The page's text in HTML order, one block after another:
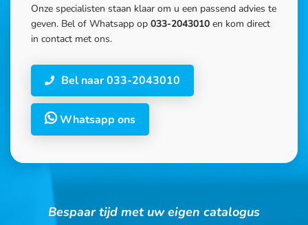
Onze specialisten staan klaar om u een passend advies te
geven. Bel of Whatsapp op 033-2043010 en kom direct
in contact met ons.
Bel naar 033-2043010
Whatsapp ons
Bespaar tijd met uw eigen catalogus